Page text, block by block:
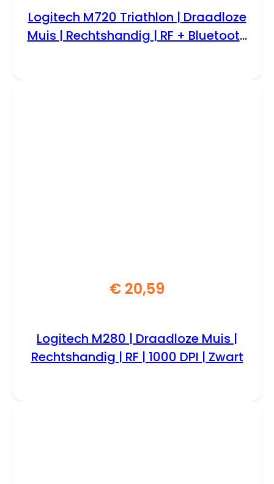
Logitech M720 Triathlon | Draadloze
Muis | Rechtshandig | RF + Bluetooth
€ 20,59
Logitech M280 | Draadloze Muis |
Rechtshandig | RF | 1000 DPI | Zwart